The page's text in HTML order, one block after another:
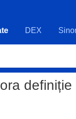
DEX
definiție